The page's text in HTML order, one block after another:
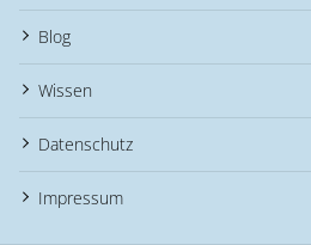
Blog
Wissen
Datenschutz
Impressum